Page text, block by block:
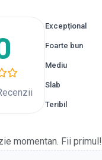
Excepțional
Foarte bun
Mediu
Slab
Teribil
momentan. Fii primul!